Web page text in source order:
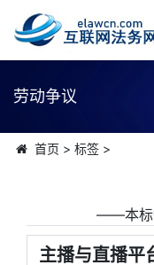
劳动争议
首页 > 标签>
――本标
主播与直播平